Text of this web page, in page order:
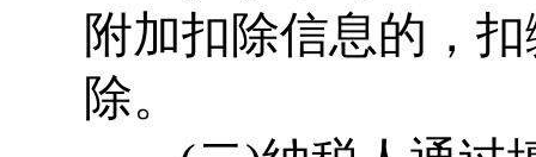
附加扣除信息的，
除。